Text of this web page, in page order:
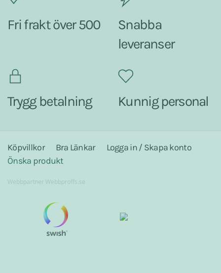
Fri frakt över 500
Snabba
leveranser
Trygg betalning Kunnig personal
Köpvillkor Bra Länkar
Logga in / Skapa konto
Önska produkt
Webbpartner Webbproffs.se